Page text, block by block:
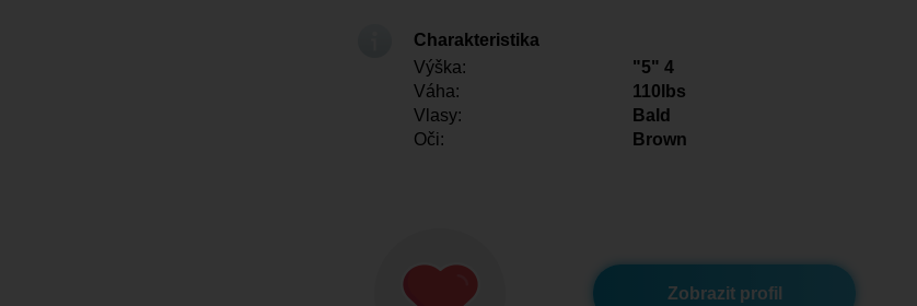
Charakteristika
Výška:
"5" 4
Váha:
110lbs
Vlasy:
Bald
Oči:
Brown
Zobrazit profil